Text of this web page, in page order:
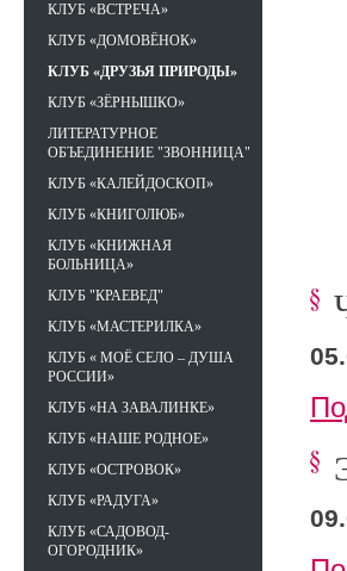
КЛУБ «ВСТРЕЧА»
КЛУБ «ДОМОВЁНОК»
КЛУБ «ДРУЗЬЯ ПРИРОДЫ»
КЛУБ «ЗЁРНЫШКО»
ЛИТЕРАТУРНОЕ
ОБЪЕДИНЕНИЕ "ЗВОННИЦА"
КЛУБ «КАЛЕЙДОСКОП»
КЛУБ «КНИГОЛЮБ»
КЛУБ «КНИЖНАЯ
БОЛЬНИЦА»
КЛУБ "КРАЕВЕД"
КЛУБ «МАСТЕРИЛКА»
КЛУБ « МОЁ СЕЛО – ДУША
РОССИИ»
КЛУБ «НА ЗАВАЛИНКЕ»
КЛУБ «НАШЕ РОДНОЕ»
КЛУБ «ОСТРОВОК»
КЛУБ «РАДУГА»
КЛУБ «САДОВОД-
ОГОРОДНИК»